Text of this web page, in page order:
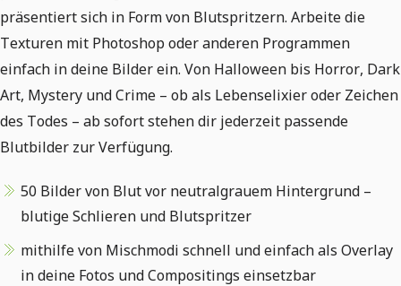
präsentiert sich in Form von Blutspritzern. Arbeite die
Texturen mit Photoshop oder anderen Programmen
einfach in deine Bilder ein. Von Halloween bis Horror, Dark
Art, Mystery und Crime – ob als Lebenselixier oder Zeichen
des Todes – ab sofort stehen dir jederzeit passende
Blutbilder zur Verfügung.
50 Bilder von Blut vor neutralgrauem Hintergrund –
blutige Schlieren und Blutspritzer
mithilfe von Mischmodi schnell und einfach als Overlay
in deine Fotos und Compositings einsetzbar